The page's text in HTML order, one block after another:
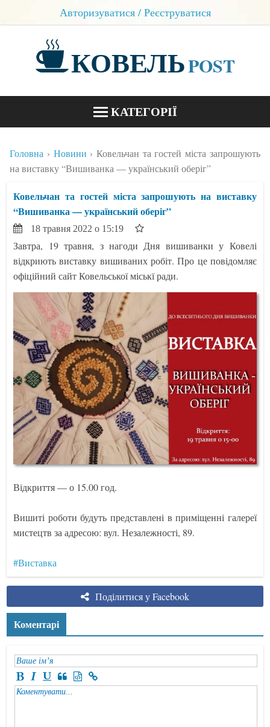
Авторизуватися / Реєструватися
КОВЕЛЬPOST
КАТЕГОРІЇ
БЛОГИ
КОНТАКТИ
Головна Новини
Ковельчан та гостей міста запрошують
на виставку “Вишиванка — український оберіг”
Ковельчан та гостей міста запрошують на виставку
“Вишиванка — український оберіг”
18 травня 2022 о 15:19
Завтра, 19 травня, з нагоди Дня вишиванки у Ковелі
відкриють виставку вишиваних робіт. Про це повідомляє
офіційний сайт Ковельської міськї ради.
Відкриття — о 15.00 год.
Вишиті роботи будуть представлені в приміщенні галереї
мистецтв за адресою: вул. Незалежності, 89.
#Виставка
Поділитися у Facebook
Коментарі